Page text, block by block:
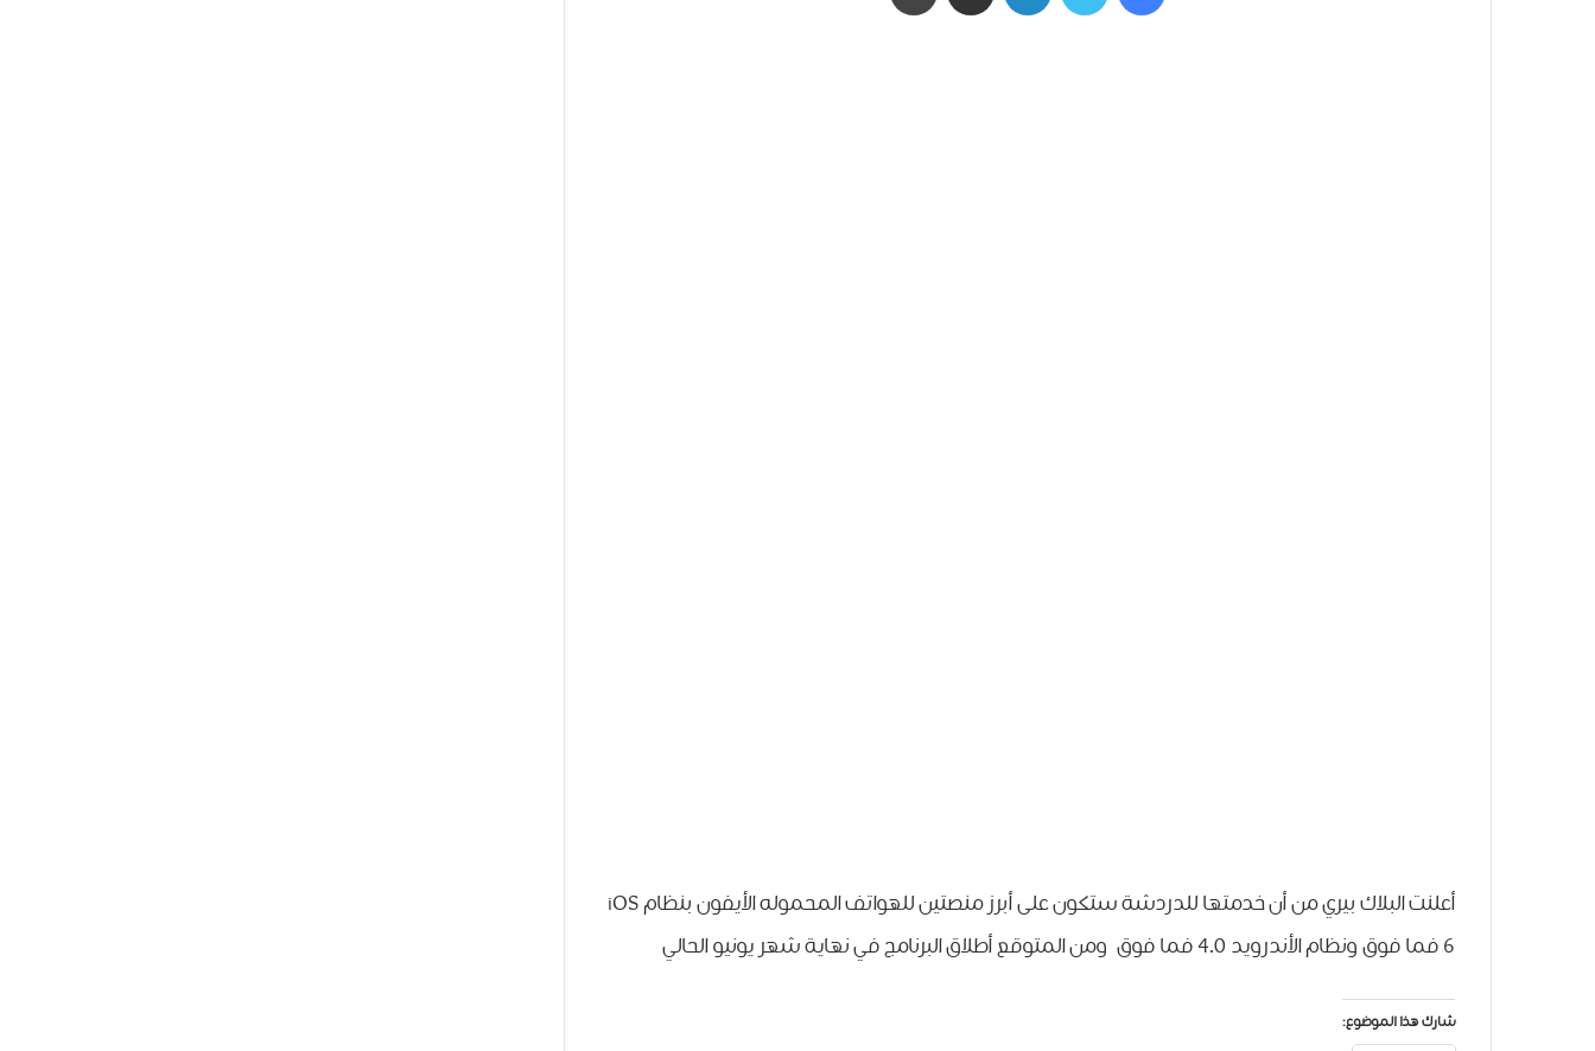
أعلنت البلاك بيري من أن خدمتها للدردشة ستكون على أبرز منصتين للهواتف المحموله الأيفون بنظام iOS
6 فما فوق ونظام الأندرويد 4.0 فما فوق ومن المتوقع أطلاق البرنامج في نهاية شهر يونيو الحالي
شارك هذا الموضوع: